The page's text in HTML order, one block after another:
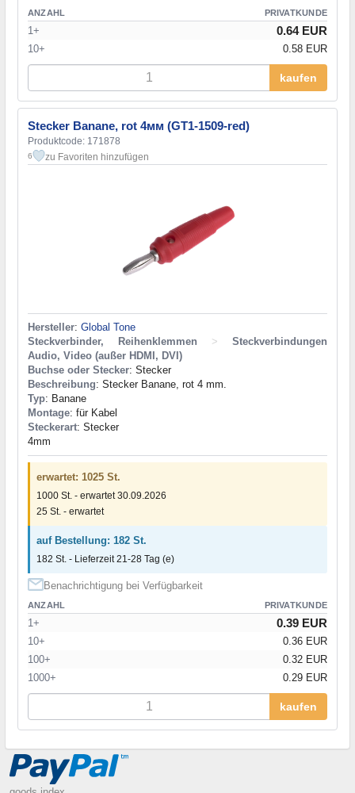
ANZAHL PRIVATKUNDE
1+ 0.64 EUR
10+ 0.58 EUR
kaufen
Stecker Banane, rot 4мм (GT1-1509-red)
Produktcode: 171878
6 zu Favoriten hinzufügen
Hersteller: Global Tone
Steckverbinder, Reihenklemmen
>
Steckverbindungen
Audio, Video (außer HDMI, DVI)
Buchse oder Stecker: Stecker
Beschreibung: Stecker Banane, rot 4 mm.
Typ: Banane
Montage: für Kabel
Steckerart: Stecker
4mm
erwartet: 1025 St.
1000 St. - erwartet 30.09.2026
25 St. - erwartet
auf Bestellung: 182 St.
182 St. - Lieferzeit 21-28 Tag (e)
Benachrichtigung bei Verfügbarkeit
ANZAHL PRIVATKUNDE
1+ 0.39 EUR
10+
0.36 EUR
100+
0.32 EUR
1000+
0.29 EUR
kaufen